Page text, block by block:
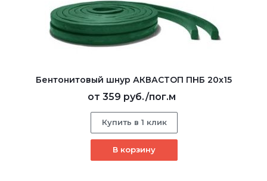
Бентонитовый шнур АКВАСТОП ПНБ 20x15
от 359 руб./пог.м
Купить в 1 клик
В корзину